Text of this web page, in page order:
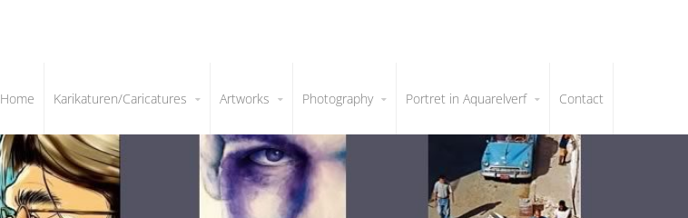
Home Karikaturen/Caricatures Artworks Photography Portret in Aquarelverf Contact